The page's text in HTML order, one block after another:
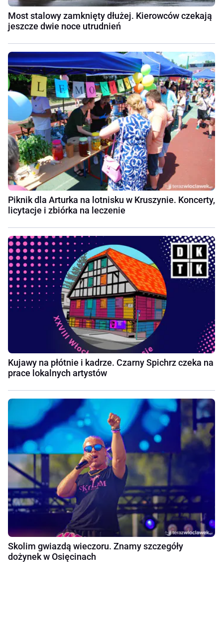
Most stalowy zamknięty dłużej. Kierowców czekają
jeszcze dwie noce utrudnień
Piknik dla Arturka na lotnisku w Kruszynie. Koncerty,
licytacje i zbiórka na leczenie
Kujawy na płótnie i kadrze. Czarny Spichrz czeka na
prace lokalnych artystów
Skolim gwiazdą wieczoru. Znamy szczegóły
dożynek w Osięcinach